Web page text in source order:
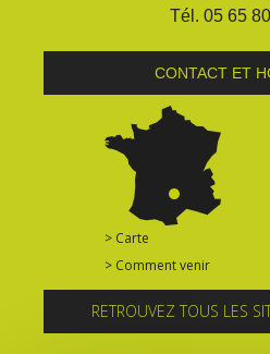
Tél. 05 65
CONTACT ET
> Carte
> Comment venir
RETROUVEZ TOUS LES